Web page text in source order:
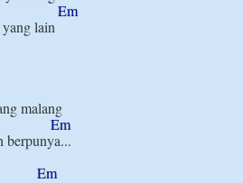
Em
lain
Em
berpunya...
Em